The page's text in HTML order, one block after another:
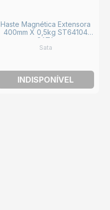
Haste Magnética Extensora
400mm X 0,5kg ST64104
SATA
Sata
INDISPONÍVEL